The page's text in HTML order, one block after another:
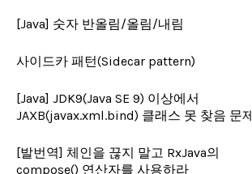
[Java] 숫자 반올림/올림/내림
사이드카 패턴(Sidecar pattern)
[Java] JDK9(Java SE 9) 이상에서
JAXB(javax.xml.bind) 클래스 못 찾음 문제
[발번역] 체인을 끊지 말고 RxJava의
compose() 연산자를 사용하라